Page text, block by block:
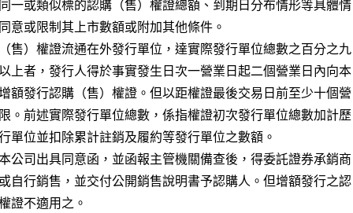
一或類似標的認購（售）權證總額、到期日分布情形等具體情
意或限制其上市數額或附加其他條件。
售）權證流通在外發行單位，達實際發行單位總數之百分之九
上者，發行人得於事實發生日次一營業日起二個營業日內向本
額發行認購（售）權證。但以距權證最後交易日前至少十個營
。前述實際發行單位總數，係指權證初次發行單位總數加計歷
單位並扣除累計註銷及履約等發行單位之數額。
公司出具同意函，並函報主管機關備查後，得委託證券承銷商
自行銷售，並交付公開銷售說明書予認購人。但增額發行之認
證不適用之。